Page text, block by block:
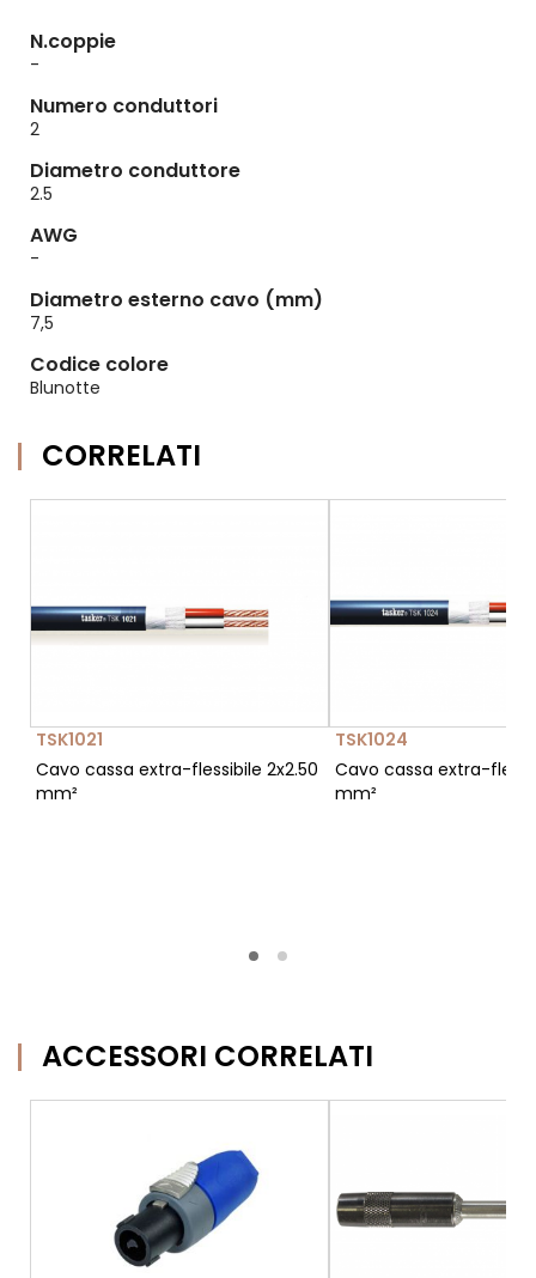
N.coppie
-
Numero conduttori
2
Diametro conduttore
2.5
AWG
-
Diametro esterno cavo (mm)
7,5
Codice colore
Blunotte
CORRELATI
TSK1021
Cavo cassa extra-flessibile 2x2.50
mm²
TSK1024
Cavo cassa extra-
mm²
ACCESSORI CORRELATI